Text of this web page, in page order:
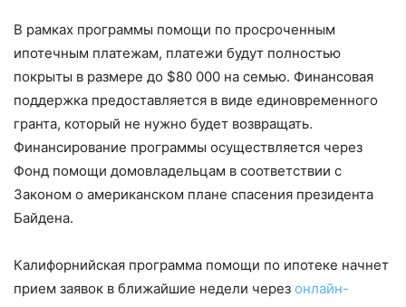
В рамках программы помощи по просроченным
ипотечным платежам, платежи будут полностью
покрыты в размере до $80 000 на семью. Финансовая
поддержка предоставляется в виде единовременного
гранта, который не нужно будет возвращать.
Финансирование программы осуществляется через
Фонд помощи домовладельцам в соответствии с
Законом о американском плане спасения президента
Байдена.
Калифорнийская программа помощи по ипотеке начнет
прием заявок в ближайшие недели через онлайн-